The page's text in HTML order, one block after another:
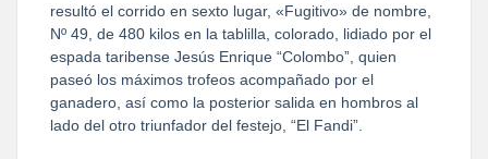
resultó el corrido en sexto lugar, «Fugitivo» de nombre,
Nº 49, de 480 kilos en la tablilla, colorado, lidiado por el
espada taribense Jesús Enrique “Colombo”, quien
paseó los máximos trofeos acompañado por el
ganadero, así como la posterior salida en hombros al
lado del otro triunfador del festejo, “El Fandi”.